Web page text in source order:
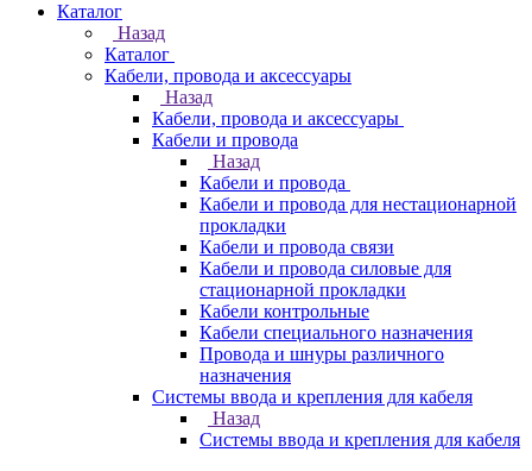
Каталог
Назад
Каталог
Кабели, провода и аксессуары
Назад
Кабели, провода и аксессуары
Кабели и провода
Назад
Кабели и провода
Кабели и провода для нестационарной
прокладки
Кабели и провода связи
Кабели и провода силовые для
стационарной прокладки
Кабели контрольные
Кабели специального назначения
Провода и шнуры различного
назначения
Системы ввода и крепления для кабеля
Назад
Системы ввода и крепления для кабеля